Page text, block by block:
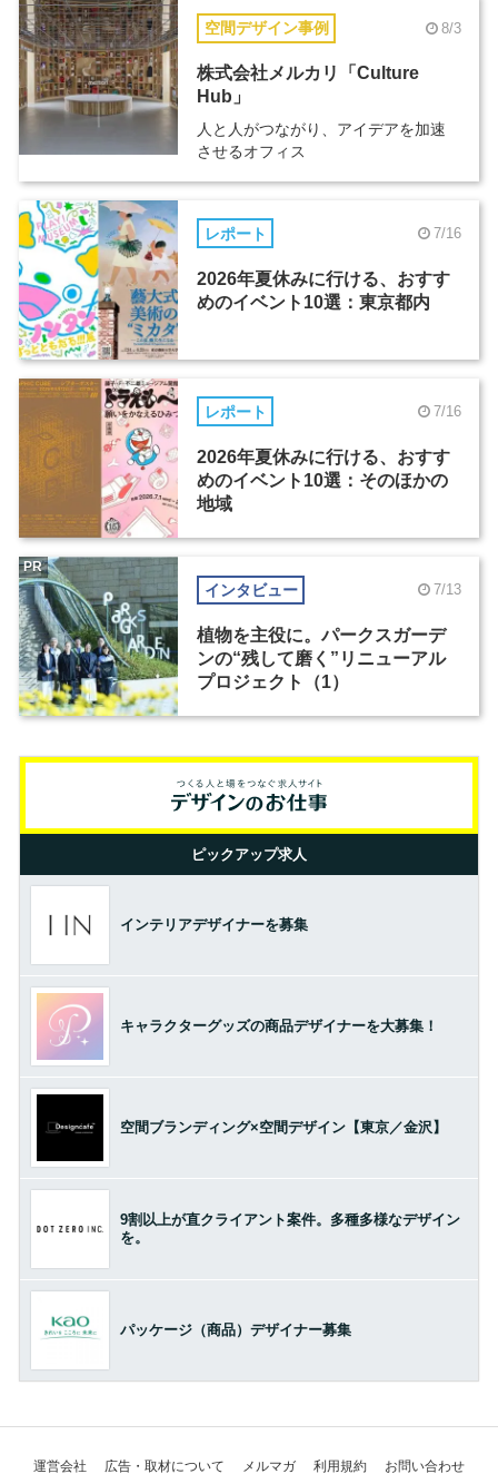
空間デザイン事例 8/3
株式会社メルカリ「Culture
Hub」
人と人がつながり、アイデアを加速
させるオフィス
レポート 7/16
2026年夏休みに行ける、おすす
めのイベント10選：東京都内
レポート 7/16
2026年夏休みに行ける、おすす
めのイベント10選：そのほかの
地域
インタビュー 7/13
植物を主役に。パークスガーデ
ンの“残して磨く”リニューアル
プロジェクト（1）
PR
ピックアップ求人
インテリアデザイナーを募集
キャラクターグッズの商品デザイナーを大募集！
空間ブランディング×空間デザイン【東京／金沢】
9割以上が直クライアント案件。多種多様なデザイン
を。
パッケージ（商品）デザイナー募集
運営会社 広告・取材について メルマガ 利用規約 お問い合わせ